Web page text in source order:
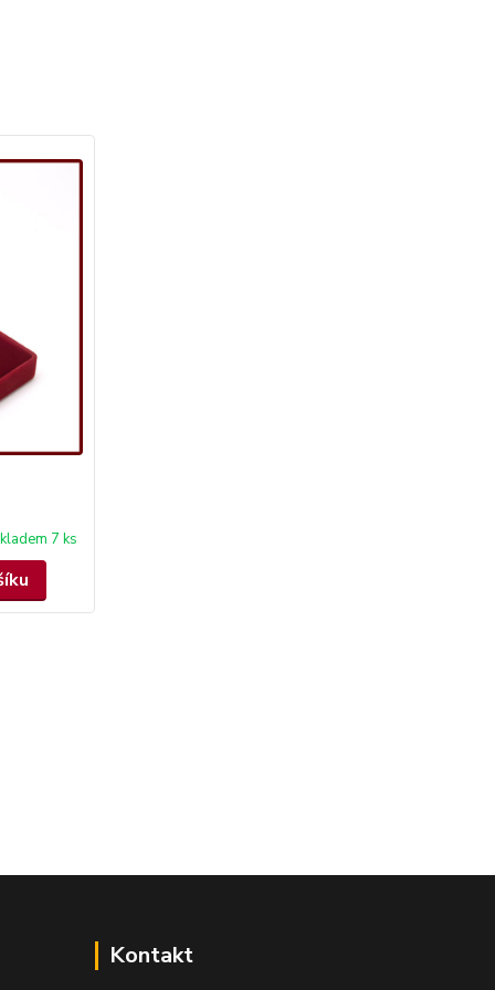
7 ks
Kontakt